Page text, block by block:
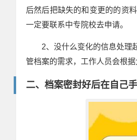
后然后把缺失的和变更的的资
一定要联系中专院校去申请。
2、没什么变化的信息处理
管档案的需求，工作人员会根
二、档案密封好后在自己